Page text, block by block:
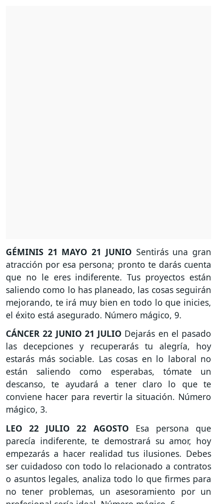
GÉMINIS 21 MAYO 21 JUNIO Sentirás una gran
atracción por esa persona; pronto te darás cuenta
que no le eres indiferente. Tus proyectos están
saliendo como lo has planeado, las cosas seguirán
mejorando, te irá muy bien en todo lo que inicies,
el éxito está asegurado. Número mágico, 9.
CÁNCER 22 JUNIO 21 JULIO Dejarás en el pasado
las decepciones y recuperarás tu alegría, hoy
estarás más sociable. Las cosas en lo laboral no
están saliendo como esperabas, tómate un
descanso, te ayudará a tener claro lo que te
conviene hacer para revertir la situación. Número
mágico, 3.
LEO
22 JULIO 22 AGOSTO Esa persona que
parecía indiferente, te demostrará su amor, hoy
empezarás a hacer realidad tus ilusiones. Debes
ser cuidadoso con todo lo relacionado a contratos
o asuntos legales, analiza todo lo que firmes para
no tener problemas, un asesoramiento por un